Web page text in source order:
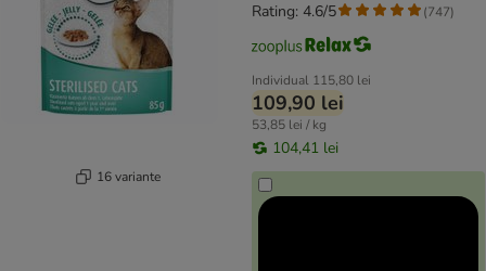
16 variante
Individual 115,80 lei
109,90 lei
53,85 lei / kg
104,41 lei
Rating: 4.6/5 (747)